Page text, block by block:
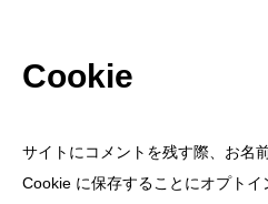
Cookie
サイトにコメントを残す際、お名
Cookie に保存することにオプト